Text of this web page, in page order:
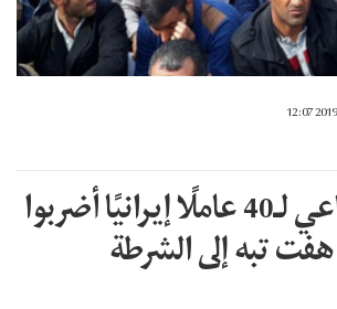
استدعاء جماعي لـ40 عاملًا إيرانيًا أضربوا
تبه إلى الشرطة